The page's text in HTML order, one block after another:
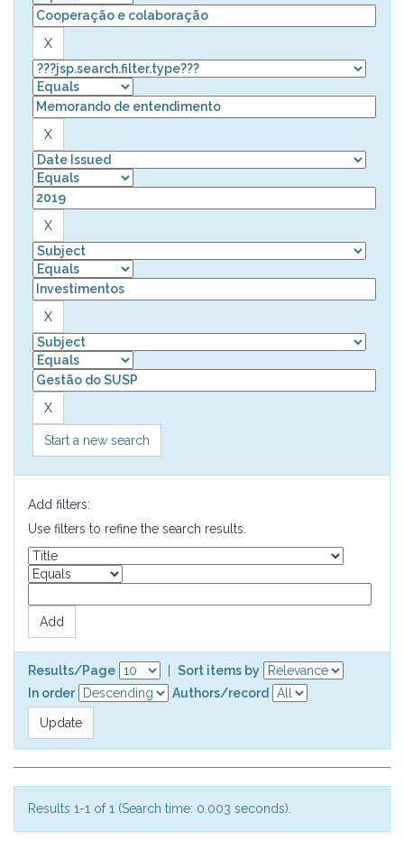
Start a new search
Add filters:
Use filters to refine the search results.
Results/Page
Sort items by
In order
Authors/record
Results 1-1 of 1 (Search time: 0.003 seconds).